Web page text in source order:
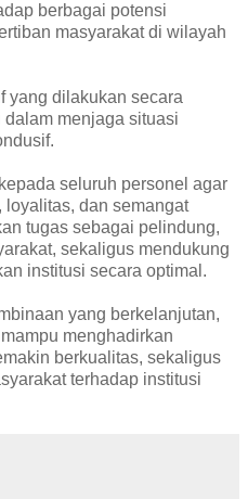
berbagai potensi
masyarakat di wilayah
yang dilakukan secara
menjaga situasi
seluruh personel agar
dan semangat
tugas sebagai pelindung,
sekaligus mendukung
institusi secara optimal.
yang berkelanjutan,
menghadirkan
berkualitas, sekaligus
terhadap institusi